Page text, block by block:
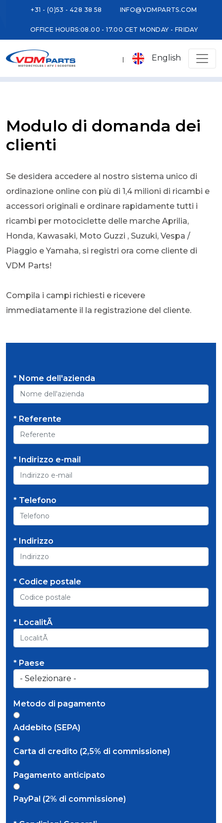
+31 - (0)53 - 428 38 58 INFO@VDMPARTS.COM
OFFICE HOURS:08.00 - 17.00 CET MONDAY - FRIDAY
English
Modulo di domanda dei
clienti
Se desidera accedere al nostro sistema unico di
ordinazione online con più di 1,4 milioni di ricambi e
accessori originali e ordinare rapidamente tutti i
ricambi per motociclette delle marche Aprilia,
Honda, Kawasaki, Moto Guzzi , Suzuki, Vespa /
Piaggio e Yamaha, si registri ora come cliente di
VDM Parts!
Compila i campi richiesti e ricevere
immediatamente il la registrazione del cliente.
* Nome dell'azienda
* Referente
* Indirizzo e-mail
* Telefono
* Indirizzo
* Codice postale
* LocalitÃ
* Paese
Metodo di pagamento
Addebito (SEPA)
Carta di credito (2,5% di commissione)
Pagamento anticipato
PayPal (2% di commissione)